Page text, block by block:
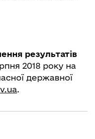
результатів
2018 року на
державної
.